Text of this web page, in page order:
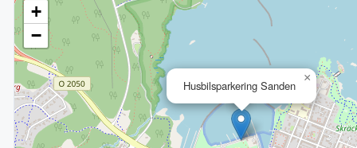
Husbilsparkering Sanden
×
+
−